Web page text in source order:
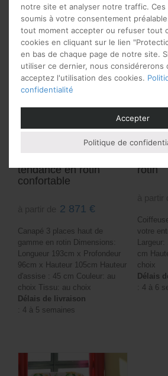
tendance en rotin
confortable
2 871 €
Canapé 3 places haut de
gamme en rotin Dimensions:
Longueur 193cm x Profondeur
96cm x Hauteur 105cm Hauteur
d'assise : 45 cm Couleur: au
choix Tissu: au choix
Délais de livraison
: 4 à 5 semaines
rotin
votre
cm
choix
Délais
: 4 à 6
notre site et analyser notre traffic. Ces
soumis à votre consentement
tout moment accepter ou refuser tout
cookies en cliquant sur le lien
en bas de chaque page de notre site.
utiliser ce dernier, nous considérerons
acceptez l'utilisation des cookies.
confidentialité
Accepter
Politique de